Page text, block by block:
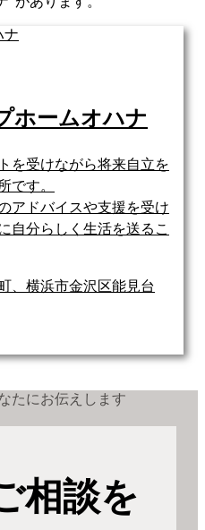
ホームオハナ
を受けながら将来自立を
です。
アドバイスや支援を受け
自分らしく生活を送るこ
、横浜市金沢区能見台
相談を